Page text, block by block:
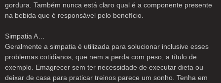
gordura. Também nunca está claro qual é a componente presente
na bebida que é responsável pelo benefício.
Simpatia A…
Geralmente a simpatia é utilizada para solucionar inclusive esses
problemas cotidianos, que nem a perda com peso, a título de
exemplo. Emagrecer sem ter necessidade de executar dieta ou
deixar de casa para praticar treinos parece um sonho. Tenha em